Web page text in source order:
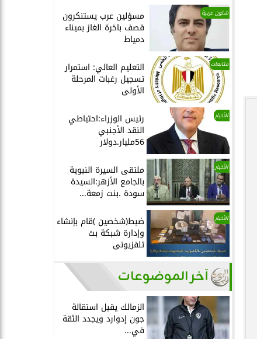
شئون عربية مسؤلين عرب يستنكرون
قصف باخرة الغاز بميناء
دمياط
متابعات التعليم العالي: استمرار
تسجيل رغبات المرحلة
الأولى
الأخبار رئيس الوزراء:احتياطي
النقد الأجنبي
56مليار.دولار
الأخبار ملتقى السيرة النبوية
بالجامع الأزهر:السيدة
سودة .بنت زمعة...
الأخبار ضبط(شخصين )قام بإنشاء
وإدارة شبكة بث
تلفزيونى
آخر الموضوعات
الزمالك يقبل استقالة
جون إدوارد ويجدد الثقة
في...